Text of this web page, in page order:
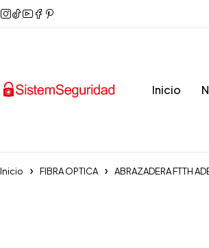
Inicio
Inicio FIBRA OPTICA ABRAZADERA FTTH